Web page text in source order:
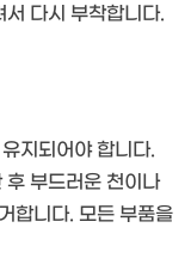
다시 부착합니다.
지되어야 합니다.
후 부드러운 천이나
합니다. 모든 부품을